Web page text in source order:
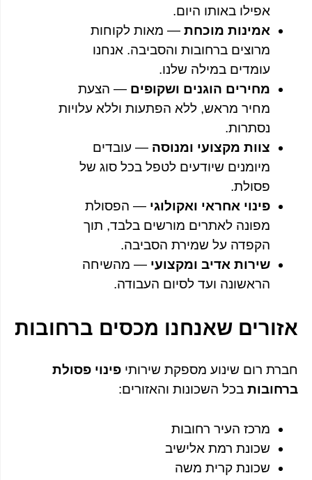
אפילו באותו היום.
אמינות מוכחת — מאות לקוחות
מרוצים ברחובות והסביבה. אנחנו
עומדים במילה שלנו.
מחירים הוגנים ושקופים — הצעת
מחיר מראש, ללא הפתעות וללא עלויות
נסתרות.
צוות מקצועי ומנוסה — עובדים
מיומנים שיודעים לטפל בכל סוג של
פסולת.
פינוי אחראי ואקולוגי — הפסולת
מפונה לאתרים מורשים בלבד, תוך
הקפדה על שמירת הסביבה.
שירות אדיב ומקצועי — מהשיחה
הראשונה ועד לסיום העבודה.
אזורים שאנחנו מכסים ברחובות
חברת רום שינוע מספקת שירותי פינוי פסולת
ברחובות בכל השכונות והאזורים:
מרכז העיר רחובות
שכונת רמת אלישיב
שכונת קרית משה